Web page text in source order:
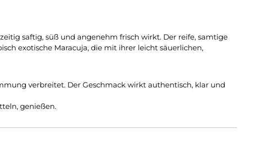
saftig, süß und angenehm frisch wirkt. Der reife, samtige
exotische Maracuja, die mit ihrer leicht säuerlichen,
verbreitet. Der Geschmack wirkt authentisch, klar und
genießen.